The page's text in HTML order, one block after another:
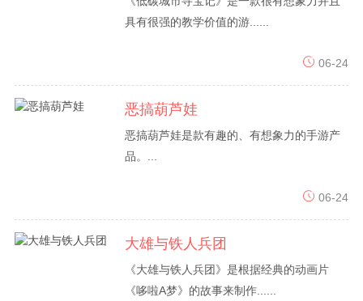
具有很强的教学价值的游......
06-24
恶搞葫芦娃
恶搞葫芦娃是款有趣的、有想象力的手游产
品。...
06-24
大雄与铁人兵团
《大雄与铁人兵团》是根据经典的动画片
《哆啦A梦》的故事来制作......